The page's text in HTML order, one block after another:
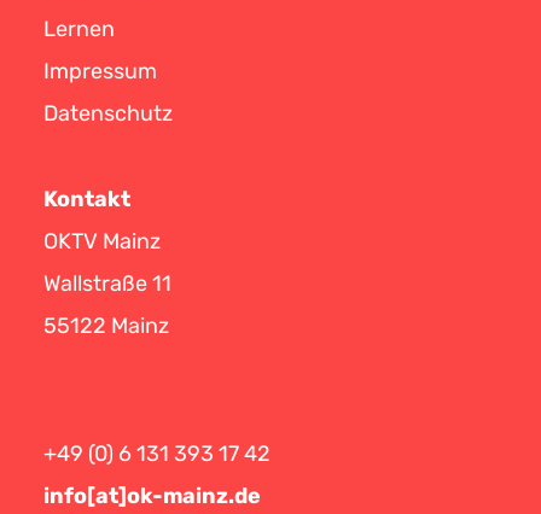
Lernen
Impressum
Datenschutz
Kontakt
OKTV Mainz
Wallstraße 11
55122 Mainz
+49 (0) 6 131 393 17 42
info[at]ok-mainz.de